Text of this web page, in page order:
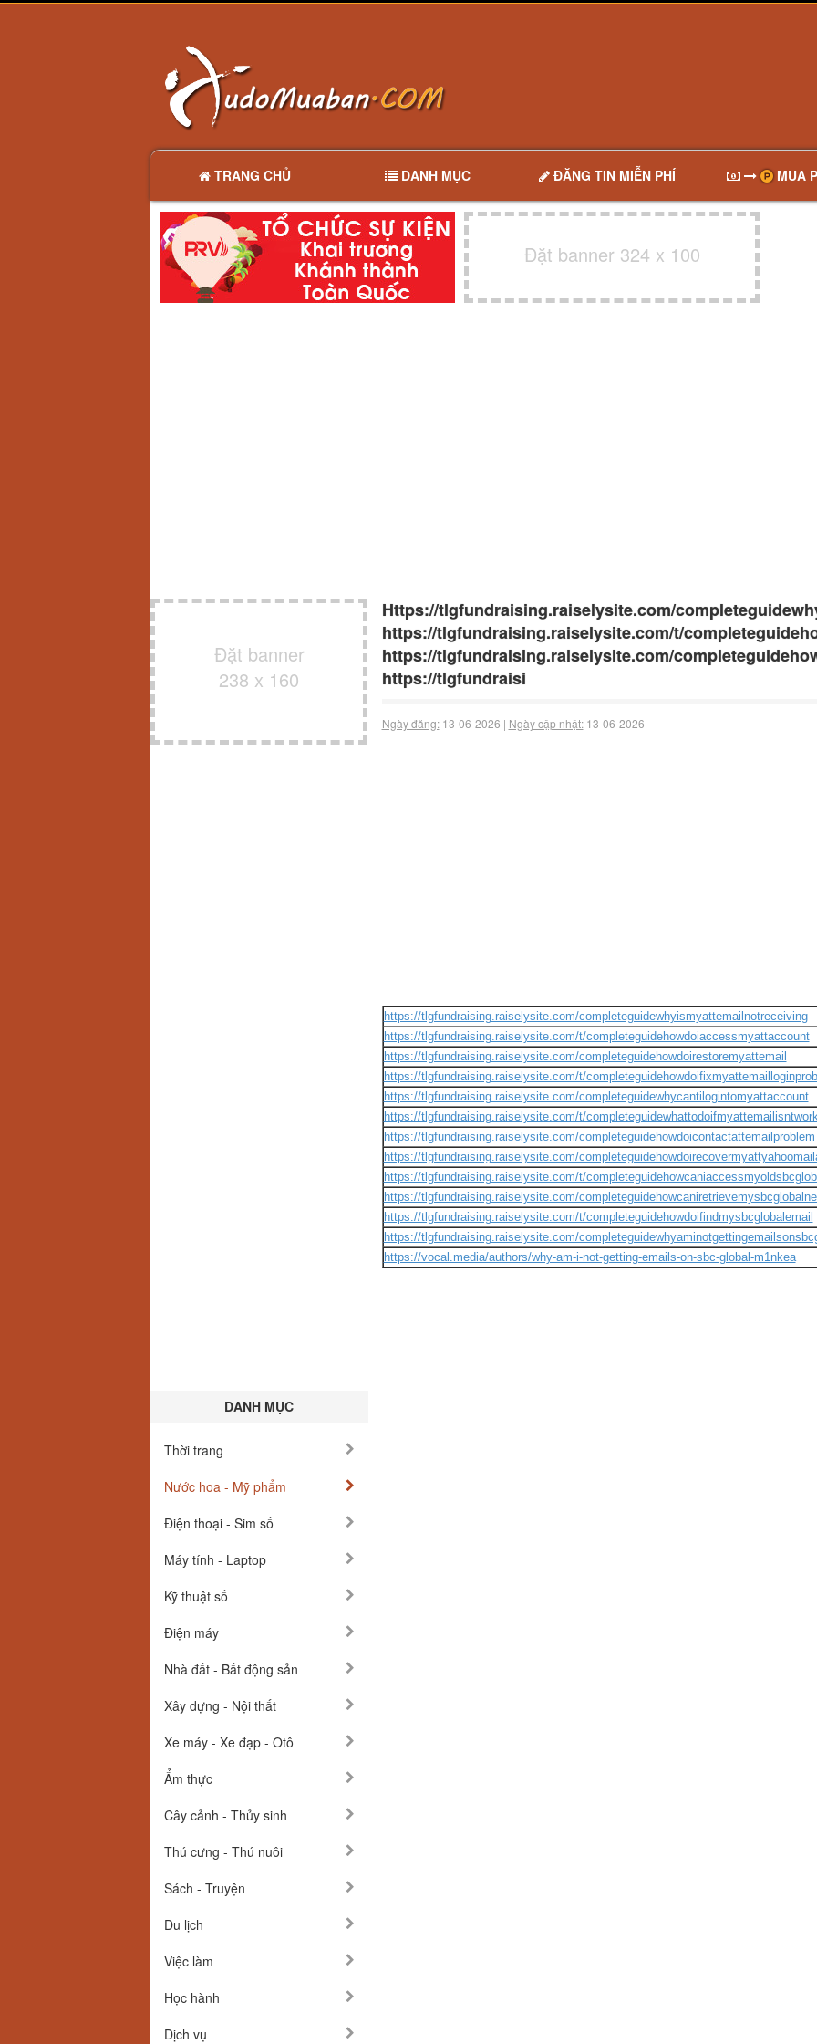
TRANG CHỦ DANH MỤC ĐĂNG TIN MIỄN PHÍ MUA
Đặt banner 324 x 100
Đặt banner
238 x 160
DANH MỤC
Thời trang
Nước hoa - Mỹ phẩm
Điện thoại - Sim số
Máy tính - Laptop
Kỹ thuật số
Điện máy
Nhà đất - Bất động sản
Xây dựng - Nội thất
Xe máy - Xe đạp - Ôtô
Ẩm thực
Cây cảnh - Thủy sinh
Thú cưng - Thú nuôi
Sách - Truyện
Du lịch
Việc làm
Học hành
Dịch vụ
Https://tlgfundraising.raiselysite.com/
https://tlgfundraising.raiselysite.com/t/
https://tlgfundraising.raiselysite.com/
https://tlgfundraisi
Ngày đăng:13-06-2026 | Ngày cập nhật:13-06-2026
https://tlgfundraising.raiselysite.com/completeguidewhyismyattemailnotreceiving
https://tlgfundraising.raiselysite.com/t/completeguidehowdoiaccessmyattaccount
https://tlgfundraising.raiselysite.com/completeguidehowdoirestoremyattemail
https://tlgfundraising.raiselysite.com/t/
https://tlgfundraising.raiselysite.com/completeguidewhycantilogintomyattaccount
https://tlgfundraising.raiselysite.com/t/
https://tlgfundraising.raiselysite.com/completeguidehowdoicontactattemailproblem
https://tlgfundraising.raiselysite.com/
https://tlgfundraising.raiselysite.com/t/
https://tlgfundraising.raiselysite.com/
https://tlgfundraising.raiselysite.com/t/completeguidehowdoifindmysbcglobalemail
https://tlgfundraising.raiselysite.com/
https://vocal.media/authors/why-am-i-not-getting-emails-on-sbc-global-m1nkea